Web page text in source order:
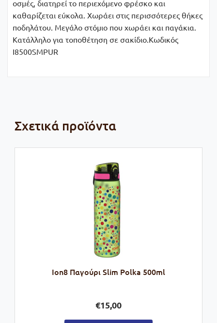
οσμές, διατηρεί το περιεχόμενο φρέσκο και
καθαρίζεται εύκολα. Χωράει στις περισσότερες θήκες
ποδηλάτου. Μεγάλο στόμιο που χωράει και παγάκια.
Κατάλληλο για τοποθέτηση σε σακίδιο.Κωδικός
Ι8500SMPUR
Σχετικά προϊόντα
Ion8 Παγούρι Slim Polka 500ml
€15,00